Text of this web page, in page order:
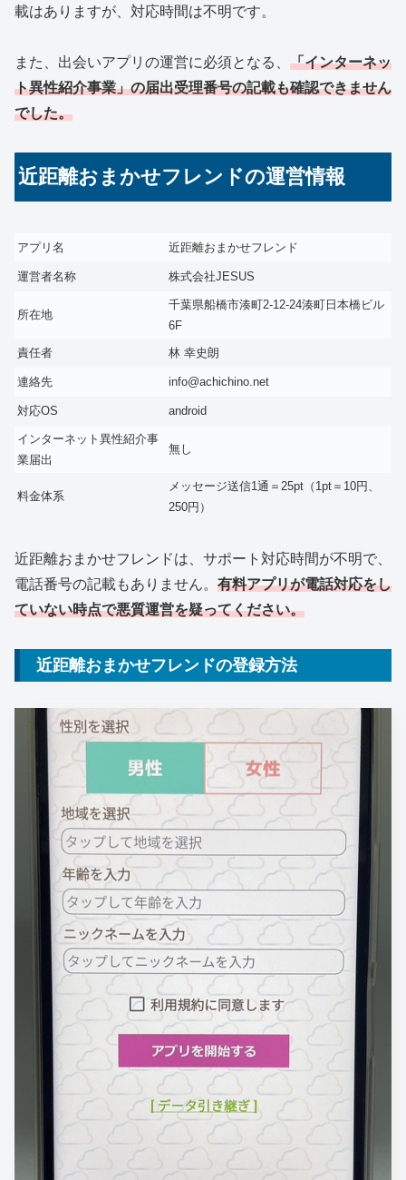
載はありますが、対応時間は不明です。
また、出会いアプリの運営に必須となる、 「インターネッ
ト異性紹介事業」の届出受理番号の記載も確認できません
でした。
近距離おまかせフレンドの運営情報
アプリ名 近距離おまかせフレンド
運営者名称 株式会社JESUS
所在地
千葉県船橋市湊町2-12-24湊町日本橋ビル
6F
責任者
林 幸史朗
連絡先 info@achichino.net
対応OS android
インターネット異性紹介事
業届出
無し
料金体系
メッセージ送信1通＝25pt（1pt＝10円、
250円）
近距離おまかせフレンドは、サポート対応時間が不明で、
電話番号の記載もありません。 有料アプリが電話対応をし
ていない時点で悪質運営を疑ってください。
近距離おまかせフレンドの登録方法